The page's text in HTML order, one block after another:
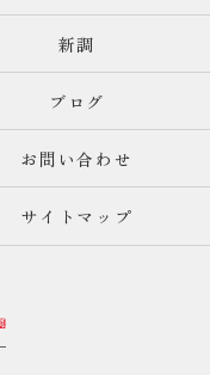
新調
ブログ
お問い合わせ
サイトマップ